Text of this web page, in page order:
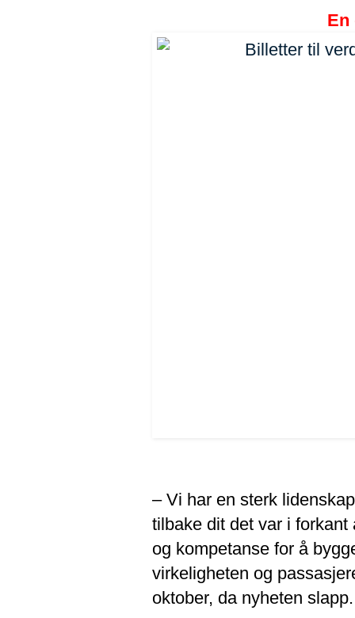
En
– Vi har en sterk
tilbake dit det var i
og kompetanse for å
virkeligheten og
oktober, da nyheten slapp.